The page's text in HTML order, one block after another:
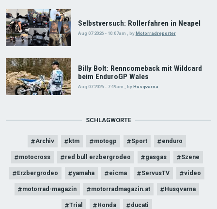
Selbstversuch: Rollerfahren in Neapel
Aug 07 2026 - 10:07am , byMotorradreporter
Billy Bolt: Renncomeback mit Wildcard
beim EnduroGP Wales
Aug 07 2026 - 7:49am byHusqvarna
SCHLAGWORTE
Archiv ktm motogp Sport enduro
motocross red bull erzbergrodeo gasgas Szene
Erzbergrodeo yamaha eicma ServusTV video
motorrad-magazin motorradmagazin.at Husqvarna
Trial Honda ducati